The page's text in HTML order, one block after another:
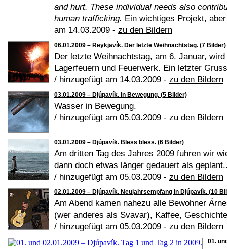
and hurt. These individual needs also
human trafficking. Ein wichtiges Projekt,
am 14.03.2009 - zu den Bildern
06.01.2009 – Reykjavík. Der letzte Weihnachtstag. (7 Bilder)
Der letzte Weihnachtstag, am 6. Januar,
Lagerfeuern und Feuerwerk. Ein letzter
/ hinzugefügt am 14.03.2009 - zu den Bildern
03.01.2009 – Djúpavík. In Bewegung. (5 Bilder)
Wasser in Bewegung.
/ hinzugefügt am 05.03.2009 - zu den Bildern
03.01.2009 – Djúpavík. Bless bless. (6 Bilder)
Am dritten Tag des Jahres 2009 fuhren wir
dann doch etwas länger gedauert als
/ hinzugefügt am 05.03.2009 - zu den Bildern
02.01.2009 – Djúpavík. Neujahrsempfang in Djúpavík. (10
Am Abend kamen nahezu alle Bewohner
(wer anderes als Svavar), Kaffee,
/ hinzugefügt am 05.03.2009 - zu den Bildern
01.